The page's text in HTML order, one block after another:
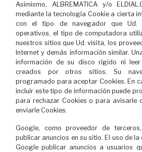
Asimismo, ALBREMATICA y/o
mediante la tecnología Cookie a cierta
con el tipo de navegador que Ud.
operativos, el tipo de computadora
nuestros sitios que Ud. visita, los
Internet y demás información similar.
información de su disco rígido ni
creados por otros sitios. Su
programado para aceptar Cookies. En
incluir este tipo de información puede
para rechazar Cookies o para avisarle
enviarle Cookies.
Google, como proveedor de
publicar anuncios en su sitio. El uso de la
Google publicar anuncios a usuarios